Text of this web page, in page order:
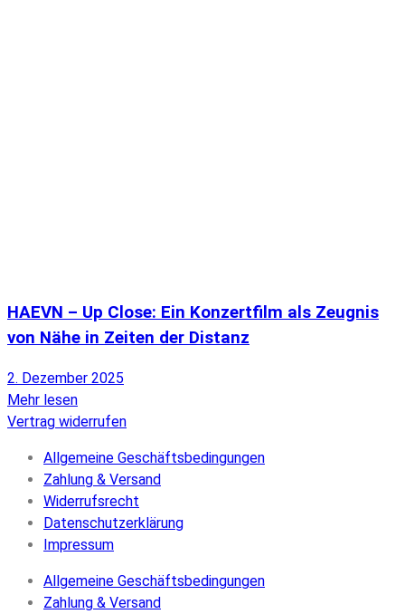
HAEVN – Up Close: Ein Konzertfilm als Zeugnis
von Nähe in Zeiten der Distanz
2. Dezember 2025
Mehr lesen
Vertrag widerrufen
Allgemeine Geschäftsbedingungen
Zahlung & Versand
Widerrufsrecht
Datenschutzerklärung
Impressum
Allgemeine Geschäftsbedingungen
Zahlung & Versand